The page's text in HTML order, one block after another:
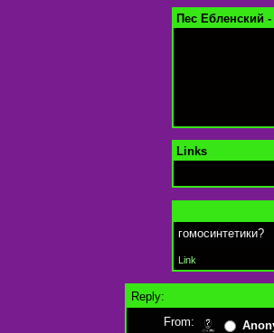
Пес Ебленский
Links
гомосинтетики?
Link
Reply:
From: